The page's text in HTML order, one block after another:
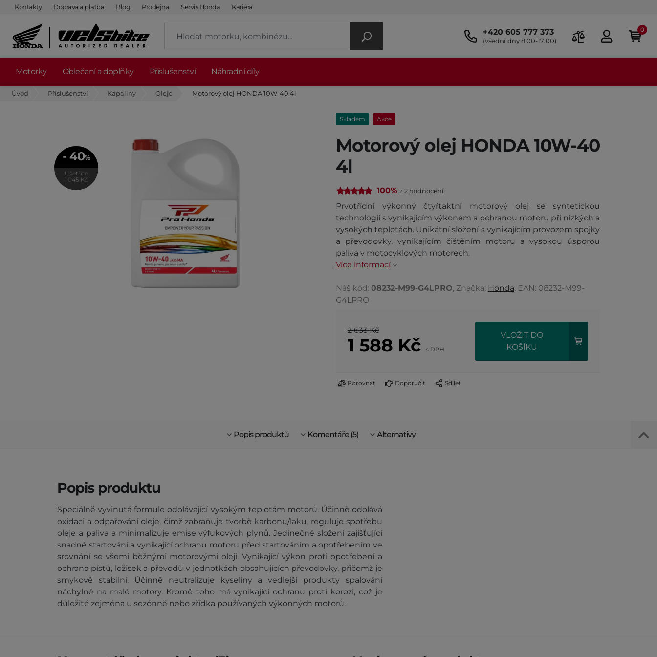
Kontakty Doprava a platba Blog Prodejna Servis Honda Kariéra
+420 605 777 373
(všední dny 8:00-17:00)
0
Motorky Oblečení a doplňky Příslušenství Náhradní díly
Úvod Příslušenství Kapaliny Oleje Motorový olej HONDA 10W-40 4l
- 40%
Ušetříte
1 045 Kč
Skladem Akce
Motorový olej HONDA 10W-40
4l
100% z 2 hodnocení
Prvotřídní výkonný čtyřtaktní motorový olej se syntetickou
technologií s vynikajícím výkonem a ochranou motoru při nízkých a
vysokých teplotách. Unikátní složení s vynikajícím provozem spojky
a převodovky, vynikajícím čištěním motoru a vysokou úsporou
paliva v motocyklových motorech.
Více informací
Náš kód: 08232-M99-G4LPRO, Značka: Honda, EAN: 08232-M99-
G4LPRO
2 633 Kč
1 588 Kč s DPH
VLOŽIT DO
KOŠÍKU
Porovnat Doporučit Sdílet
Popis produktů Komentáře (5) Alternativy
Popis produktu
Speciálně vyvinutá formule odolávající vysokým teplotám motorů. Účinně odolává
oxidaci a odpařování oleje, čímž zabraňuje tvorbě karbonu/laku, reguluje spotřebu
oleje a paliva a minimalizuje emise výfukových plynů. Jedinečné složení zajišťující
snadné startování a vynikající ochranu motoru před startováním a opotřebením ve
srovnání se všemi běžnými motorovými oleji. Vynikající výkon proti opotřebení a
ochrana pístů, ložisek a převodů v jednotkách obsahujících převodovky, přičemž je
smykově stabilní. Účinně neutralizuje kyseliny a vedlejší produkty spalování
náchylné na malé motory. Kromě toho má vynikající ochranu proti korozi, což je
důležité zejména u sezónně nebo zřídka používaných výkonných motorů.